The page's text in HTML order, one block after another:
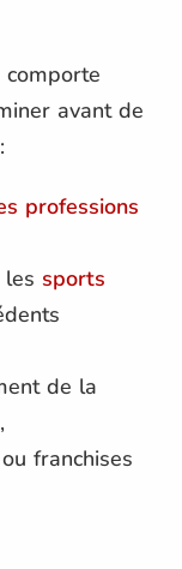
avant de
professions
sports
de la
franchises